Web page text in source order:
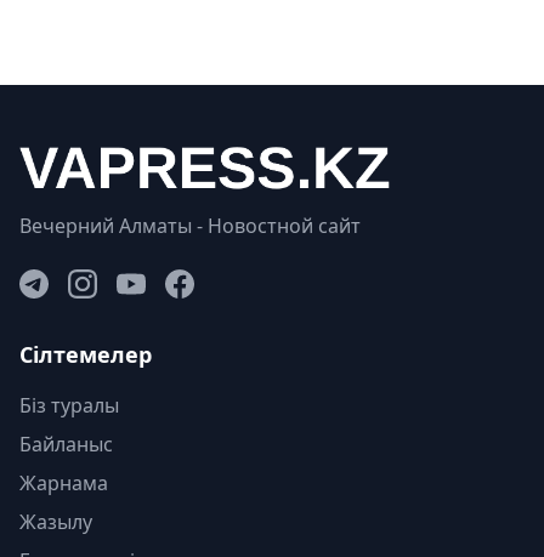
Вечерний Алматы - Новостной сайт
Сілтемелер
Біз туралы
Байланыс
Жарнама
Жазылу